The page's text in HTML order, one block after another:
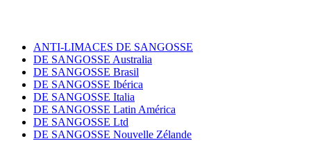
ANTI-LIMACES DE SANGOSSE
DE SANGOSSE Australia
DE SANGOSSE Brasil
DE SANGOSSE Ibérica
DE SANGOSSE Italia
DE SANGOSSE Latin América
DE SANGOSSE Ltd
DE SANGOSSE Nouvelle Zélande